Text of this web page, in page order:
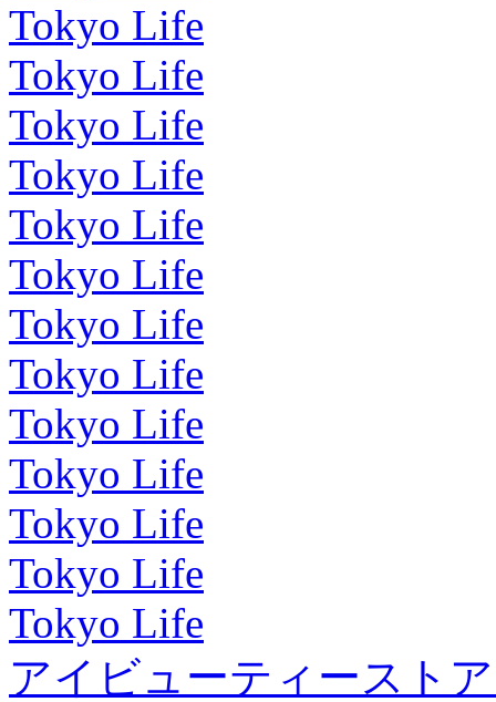
Tokyo Life
Tokyo Life
Tokyo Life
Tokyo Life
Tokyo Life
Tokyo Life
Tokyo Life
Tokyo Life
Tokyo Life
Tokyo Life
Tokyo Life
Tokyo Life
Tokyo Life
アイビューティースト